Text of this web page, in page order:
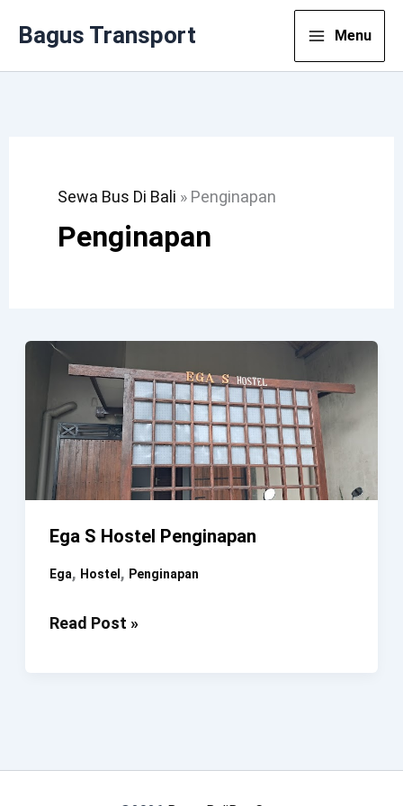
Bagus Transport Menu
Sewa Bus Di Bali » Penginapan
Penginapan
Ega S Hostel Penginapan
Ega, Hostel , Penginapan
Ega
Read Post »